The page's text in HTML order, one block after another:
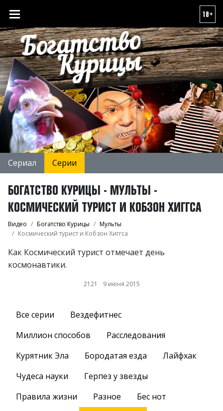
18+
Сериал Серии
БОГАТСТВО КУРИЦЫ - МУЛЬТЫ -
КОСМИЧЕСКИЙ ТУРИСТ И КОБЗОН ХИГГСА
Видео Богатство Курицы
Мульты
Космический турист и Кобзон Хиггса
Как Космический турист отмечает день
космонавтики.
2121 9 июня 2015
Все серии
Вездефитнес
Миллион способов
Расследования
Курятник Эла
Бородатая езда
Лайфхак
Чудеса науки
Герпез у звезды
Правила жизни
Разное
Бес нот